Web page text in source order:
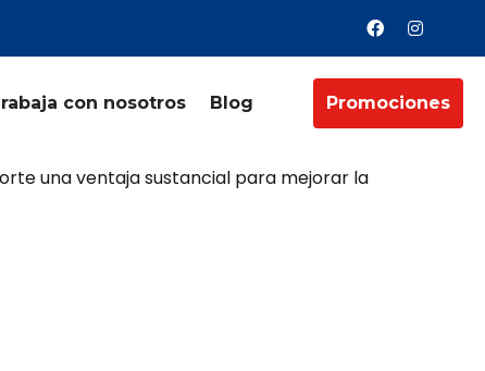
con nosotros Blog Promociones
una ventaja sustancial para mejorar la